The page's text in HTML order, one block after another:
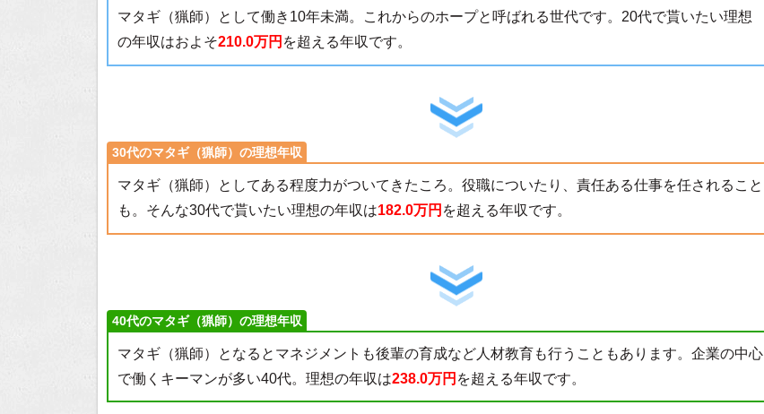
マタギ（猟師）として働き10年未満。これからのホープと呼ばれる世代です。20代で貰いたい理想
の年収はおよそ210.0万円 を超える年収です。
30代のマタギ（猟師）の理想年収
マタギ（猟師）としてある程度力がついてきたころ。役職についたり、責任ある仕事を任されること
も。そんな30代で貰いたい理想の年収は182.0万円 を超える年収です。
40代のマタギ（猟師）の理想年収
マタギ（猟師）となるとマネジメントも後輩の育成など人材教育も行うこともあります。企業の中心
で働くキーマンが多い40代。理想の年収は238.0万円 を超える年収です。